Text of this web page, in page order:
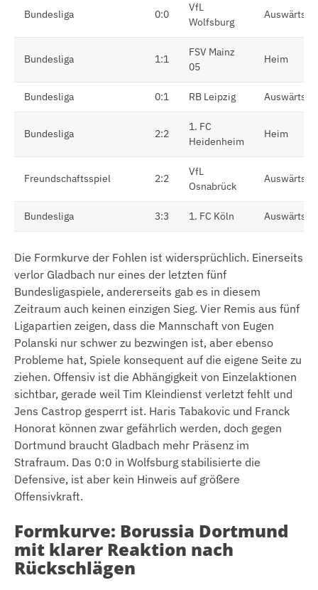
Bundesliga 0:0
VfL
Wolfsburg
Auswärts
Bundesliga 1:1
FSV Mainz
05
Heim
Bundesliga 0:1 RB Leipzig Auswärts
Bundesliga 2:2
1. FC
Heidenheim
Heim
Freundschaftsspiel 2:2
VfL
Osnabrück
Auswärts
Bundesliga 3:3 1. FC Köln Auswärts
Die Formkurve der Fohlen ist widersprüchlich. Einerseits
verlor Gladbach nur eines der letzten fünf
Bundesligaspiele, andererseits gab es in diesem
Zeitraum auch keinen einzigen Sieg. Vier Remis aus fünf
Ligapartien zeigen, dass die Mannschaft von Eugen
Polanski nur schwer zu bezwingen ist, aber ebenso
Probleme hat, Spiele konsequent auf die eigene Seite zu
ziehen. Offensiv ist die Abhängigkeit von Einzelaktionen
sichtbar, gerade weil Tim Kleindienst verletzt fehlt und
Jens Castrop gesperrt ist. Haris Tabakovic und Franck
Honorat können zwar gefährlich werden, doch gegen
Dortmund braucht Gladbach mehr Präsenz im
Strafraum. Das 0:0 in Wolfsburg stabilisierte die
Defensive, ist aber kein Hinweis auf größere
Offensivkraft.
Formkurve: Borussia Dortmund
mit klarer Reaktion nach
Rückschlägen